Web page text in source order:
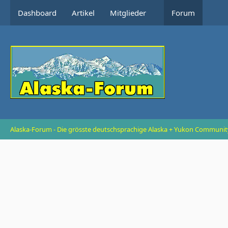
Dashboard Artikel Mitglieder Forum
Alaska-Forum - Die grösste deutschsprachige Alaska + Yukon